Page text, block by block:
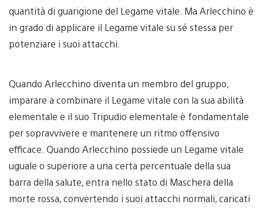
quantità di guarigione del Legame vitale. Ma Arlecchino è
in grado di applicare il Legame vitale su sé stessa per
potenziare i suoi attacchi.
Quando Arlecchino diventa un membro del gruppo,
imparare a combinare il Legame vitale con la sua abilità
elementale e il suo Tripudio elementale è fondamentale
per sopravvivere e mantenere un ritmo offensivo
efficace. Quando Arlecchino possiede un Legame vitale
uguale o superiore a una certa percentuale della sua
barra della salute, entra nello stato di Maschera della
morte rossa, convertendo i suoi attacchi normali, caricati